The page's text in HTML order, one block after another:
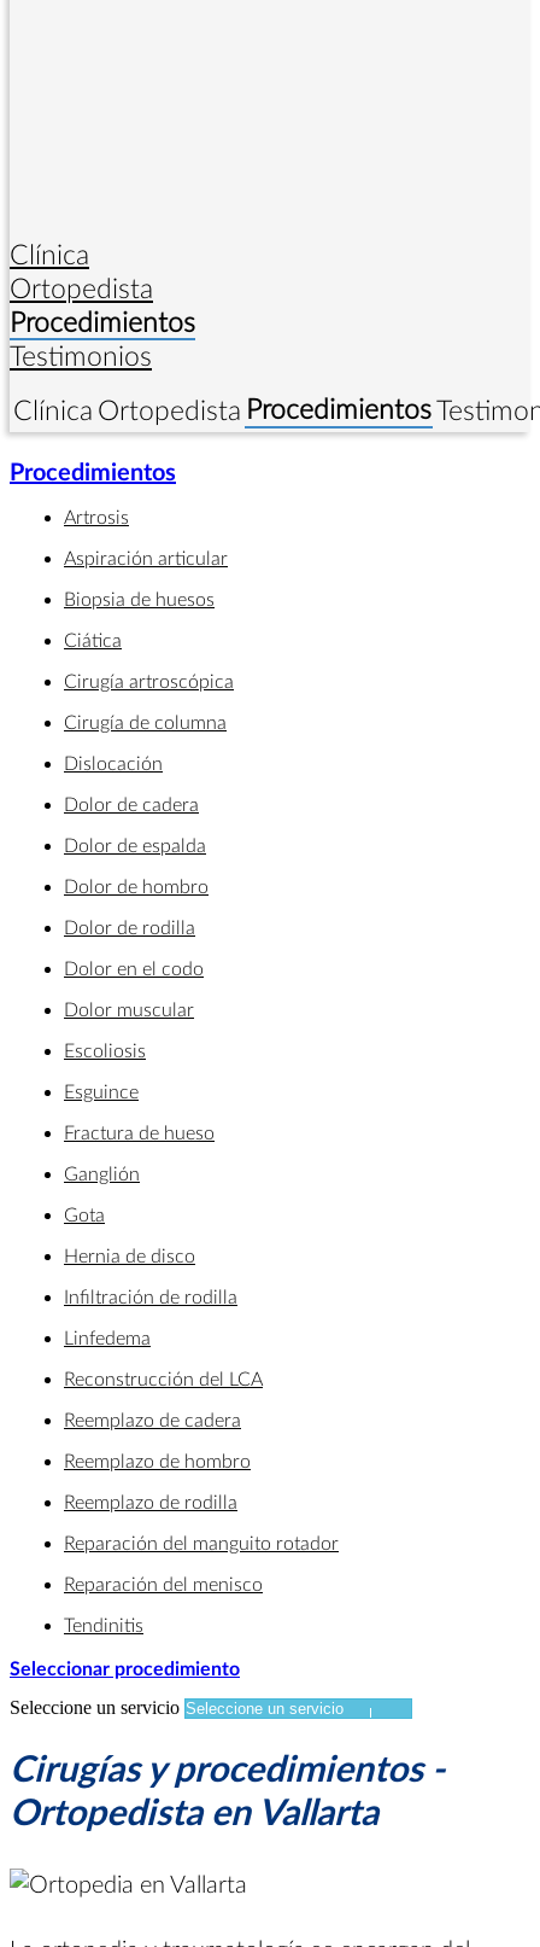
Clínica
Ortopedista
Procedimientos
Testimonios
Clínica Ortopedista Procedimientos
Procedimientos
Artrosis
Aspiración articular
Biopsia de huesos
Ciática
Cirugía artroscópica
Cirugía de columna
Dislocación
Dolor de cadera
Dolor de espalda
Dolor de hombro
Dolor de rodilla
Dolor en el codo
Dolor muscular
Escoliosis
Esguince
Fractura de hueso
Ganglión
Gota
Hernia de disco
Infiltración de rodilla
Linfedema
Reconstrucción del LCA
Reemplazo de cadera
Reemplazo de hombro
Reemplazo de rodilla
Reparación del manguito rotador
Reparación del menisco
Tendinitis
Seleccionar procedimiento
Seleccione un servicio
Cirugías y procedimientos -
Ortopedista en Vallarta